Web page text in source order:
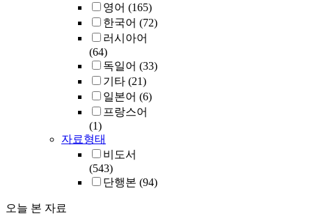
영어 (165)
한국어 (72)
러시아어
(64)
독일어 (33)
기타 (21)
일본어 (6)
프랑스어
(1)
자료형태
비도서
(543)
단행본 (94)
오늘 본 자료